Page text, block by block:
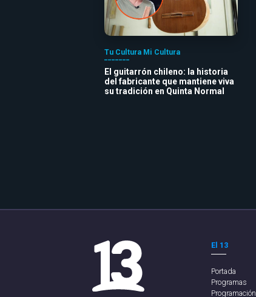
Tu Cultura Mi Cultura
El guitarrón chileno: la historia
del fabricante que mantiene viva
su tradición en Quinta Normal
El 13
Portada
Programas
Programación